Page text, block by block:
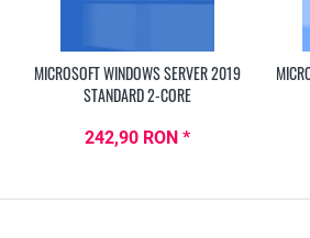
MICROSOFT WINDOWS SERVER 2019
STANDARD 2-CORE
242,90 RON *